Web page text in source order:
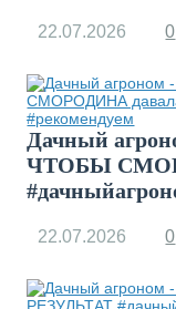
22.07.2026 0
Дачный
ЧТОБЫ
22.07.2026 0